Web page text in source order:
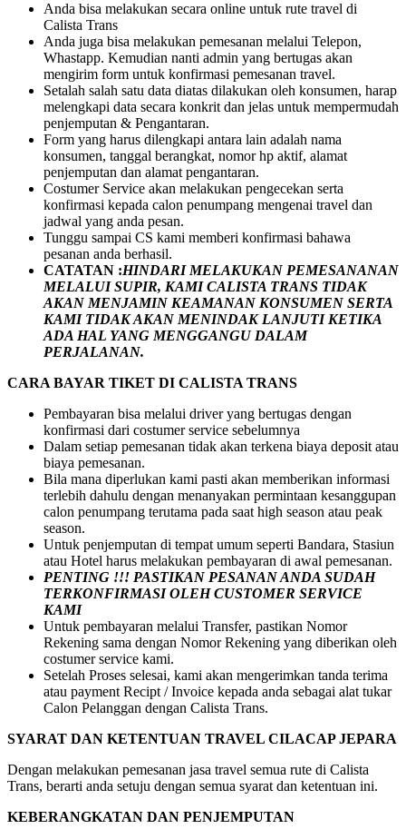
Anda bisa melakukan secara online untuk rute travel di
Calista Trans
Anda juga bisa melakukan pemesanan melalui Telepon,
Whastapp. Kemudian nanti admin yang bertugas akan
mengirim form untuk konfirmasi pemesanan travel.
Setalah salah satu data diatas dilakukan oleh konsumen, harap
melengkapi data secara konkrit dan jelas untuk mempermudah
penjemputan & Pengantaran.
Form yang harus dilengkapi antara lain adalah nama
konsumen, tanggal berangkat, nomor hp aktif, alamat
penjemputan dan alamat pengantaran.
Costumer Service akan melakukan pengecekan serta
konfirmasi kepada calon penumpang mengenai travel dan
jadwal yang anda pesan.
Tunggu sampai CS kami memberi konfirmasi bahawa
pesanan anda berhasil.
CATATAN :HINDARI MELAKUKAN PEMESANANAN
MELALUI SUPIR, KAMICALISTA TRANS TIDAK
AKAN MENJAMIN KEAMANAN KONSUMEN SERTA
KAMI TIDAK AKAN MENINDAK LANJUTI KETIKA
ADA HAL YANG MENGGANGU DALAM
PERJALANAN.
CARA BAYAR TIKET DI CALISTA TRANS
Pembayaran bisa melalui driver yang bertugas dengan
konfirmasi dari costumer service sebelumnya
Dalam setiap pemesanan tidak akan terkena biaya deposit atau
biaya pemesanan.
Bila mana diperlukan kami pasti akan memberikan informasi
terlebih dahulu dengan menanyakan permintaan kesanggupan
calon penumpang terutama pada saat high season atau peak
season.
Untuk penjemputan di tempat umum seperti Bandara, Stasiun
atau Hotel harus melakukan pembayaran di awal pemesanan.
PENTING !!! PASTIKAN PESANAN ANDA SUDAH
TERKONFIRMASI OLEH CUSTOMER SERVICE
KAMI
Untuk pembayaran melalui Transfer, pastikan Nomor
Rekening sama dengan Nomor Rekening yang diberikan oleh
costumer service kami.
Setelah Proses selesai, kami akan mengerimkan tanda terima
atau payment Recipt / Invoice kepada anda sebagai alat tukar
Calon Pelanggan dengan Calista Trans.
SYARAT DAN KETENTUAN TRAVEL CILACAP JEPARA
Dengan melakukan pemesanan jasa travel semua rute di Calista
Trans, berarti anda setuju dengan semua syarat dan ketentuan ini.
KEBERANGKATAN DAN PENJEMPUTAN